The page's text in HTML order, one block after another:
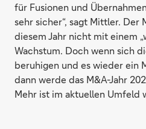
für Fusionen und
sehr sicher“, sagt Mittler. Der
diesem Jahr nicht mit einem
Wachstum. Doch wenn sich
beruhigen und es wieder ein
dann werde das M&A-Jahr
Mehr ist im aktuellen Umfeld